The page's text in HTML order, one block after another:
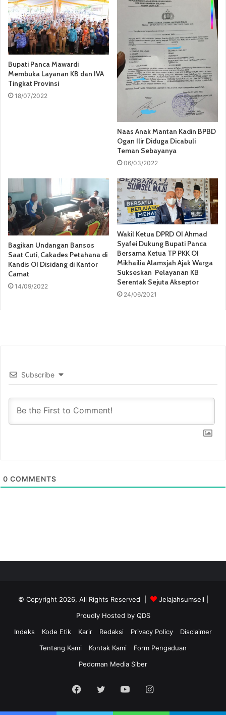
Bupati Panca Mawardi
Membuka Layanan KB dan IVA
Tingkat Provinsi
18/07/2022
Naas Anak Mantan Kadin BPBD
Ogan Ilir Diduga Dicabuli
Teman Sebayanya
06/03/2022
Bagikan Undangan Bansos
Saat Cuti, Cakades Petahana di
Kandis OI Disidang di Kantor
Camat
14/09/2022
Wakil Ketua DPRD OI Ahmad
Syafei Dukung Bupati Panca
Bersama Ketua TP PKK OI
Mikhailia Alamsjah Ajak Warga
Sukseskan Pelayanan KB
Serentak Sejuta Akseptor
24/06/2021
Subscribe
0 COMMENTS
© Copyright 2026, All Rights Reserved | Jelajahsumsell
Proudly Hosted by QDS
Indeks
Kode Etik Karir Redaksi Privacy Policy
Disclaimer
Tentang Kami
Kontak Kami
Form Pengaduan
Pedoman Media Siber
Facebook
Twitter YouTubeInstagram